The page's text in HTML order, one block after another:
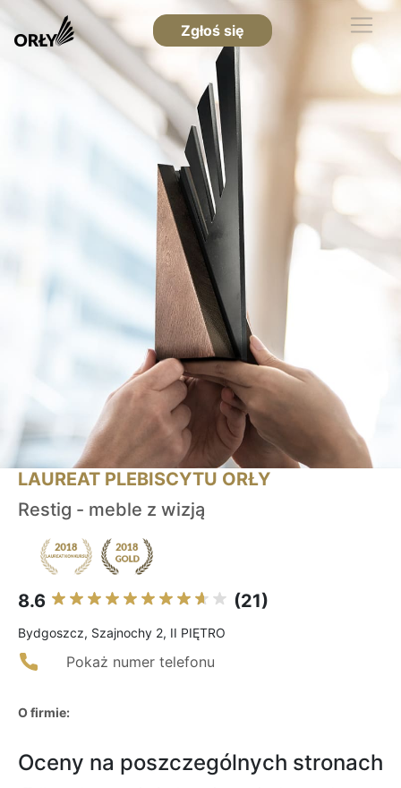
Zgłoś się
LAUREAT PLEBISCYTU ORŁY
Restig - meble z wizją
8.6 (21)
Bydgoszcz, Szajnochy 2, II PIĘTRO
Pokaż numer telefonu
O firmie:
Oceny na poszczególnych stronach